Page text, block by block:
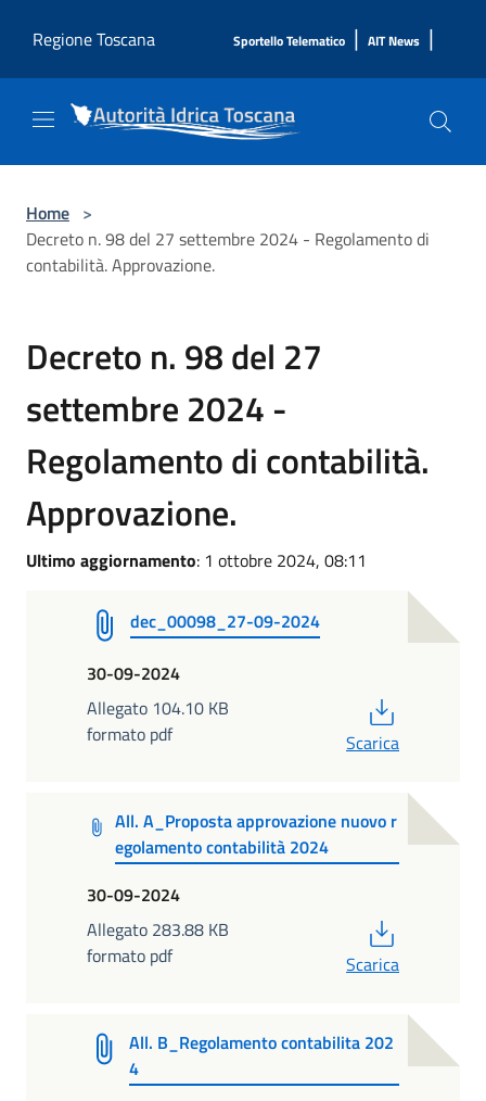
Regione Toscana
Sportello Telematico | AIT News |
Home >
Decreto n. 98 del 27 settembre 2024 - Regolamento di
contabilità. Approvazione.
Decreto n. 98 del 27
settembre 2024 -
Regolamento di contabilità.
Approvazione.
Ultimo aggiornamento: 1 ottobre 2024, 08:11
dec_00098_27-09-2024
30-09-2024
Allegato 104.10 KB
formato pdf
Scarica
All. A_Proposta approvazione nuovo r
egolamento contabilità 2024
30-09-2024
Allegato 283.88 KB
formato pdf
Scarica
All. B_Regolamento contabilita 202
4